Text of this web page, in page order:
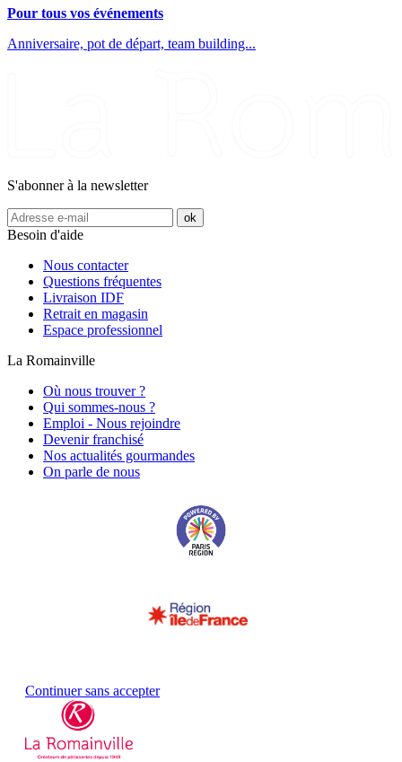
Pour tous vos événements
Anniversaire, pot de départ, team building...
S'abonner à la newsletter
Besoin d'aide
Nous contacter
Questions fréquentes
Livraison IDF
Retrait en magasin
Espace professionnel
La Romainville
Où nous trouver ?
Qui sommes-nous ?
Emploi - Nous rejoindre
Devenir franchisé
Nos actualités gourmandes
On parle de nous
Continuer sans accepter